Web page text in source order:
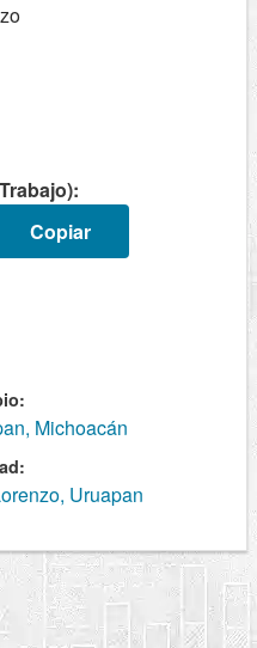
Copiar
Michoacán
Uruapan